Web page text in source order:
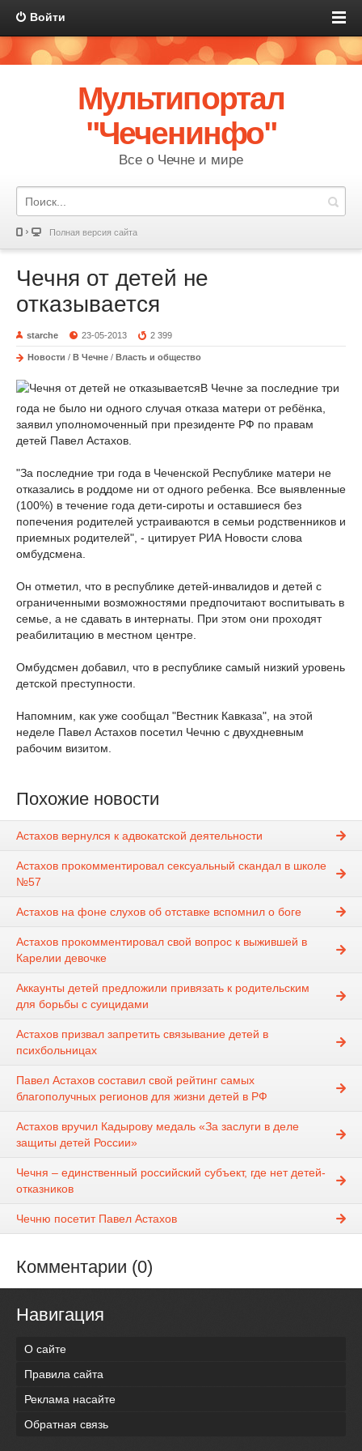
Войти
Мультипортал
"Чеченинфо"
Все о Чечне и мире
Полная версия сайта
Чечня от детей не
отказывается
starche 23-05-2013 2 399
Новости / В Чечне / Власть и общество
В Чечне за последние три
года не было ни одного случая отказа матери от ребёнка,
заявил уполномоченный при президенте РФ по правам
детей Павел Астахов.
"За последние три года в Чеченской Республике матери не
отказались в роддоме ни от одного ребенка. Все выявленные
(100%) в течение года дети-сироты и оставшиеся без
попечения родителей устраиваются в семьи родственников и
приемных родителей", - цитирует РИА Новости слова
омбудсмена.
Он отметил, что в республике детей-инвалидов и детей с
ограниченными возможностями предпочитают воспитывать в
семье, а не сдавать в интернаты. При этом они проходят
реабилитацию в местном центре.
Омбудсмен добавил, что в республике самый низкий уровень
детской преступности.
Напомним, как уже сообщал "Вестник Кавказа", на этой
неделе Павел Астахов посетил Чечню с двухдневным
рабочим визитом.
Похожие новости
Астахов вернулся к адвокатской деятельности
Астахов прокомментировал сексуальный скандал в школе
№57
Астахов на фоне слухов об отставке вспомнил о боге
Астахов прокомментировал свой вопрос к выжившей в
Карелии девочке
Аккаунты детей предложили привязать к родительским
для борьбы с суицидами
Астахов призвал запретить связывание детей в
психбольницах
Павел Астахов составил свой рейтинг самых
благополучных регионов для жизни детей в РФ
Астахов вручил Кадырову медаль «За заслуги в деле
защиты детей России»
Чечня – единственный российский субъект, где нет детей-
отказников
Чечню посетит Павел Астахов
Комментарии (0)
Навигация
О сайте
Правила сайта
Реклама насайте
Обратная связь